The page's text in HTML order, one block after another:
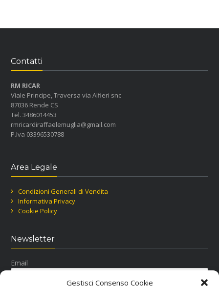
Gestisci Consenso Cookie
Contatti
RM RICAR
Viale Principe, Traversa via Alfieri snc
87036 Rende CS
Tel. 3486014453
rmricardiraffaelemuglia@gmail.com
P.Iva 03396530788
Area Legale
Condizioni Generali di Vendita
Informativa Privacy
Cookie Policy
Newsletter
Email